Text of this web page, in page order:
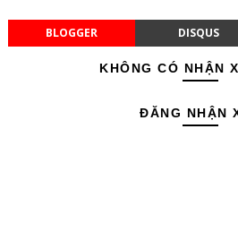
BLOGGER DISQUS
KHÔNG CÓ NHẬN
ĐĂNG NHẬN